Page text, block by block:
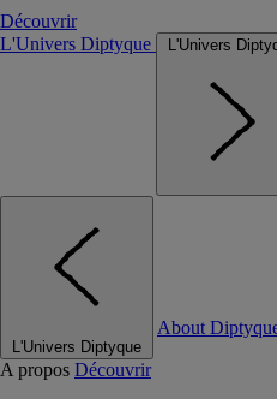
Découvrir
L'Univers Diptyque
L'Univers
L'Univers Diptyque
About
A propos Découvrir